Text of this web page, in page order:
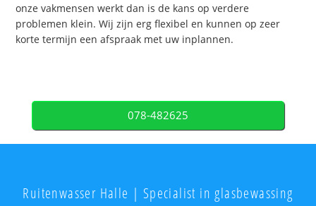
onze vakmensen werkt dan is de kans op verdere
problemen klein. Wij zijn erg flexibel en kunnen op zeer
korte termijn een afspraak met uw inplannen.
078-482625
Ruitenwasser Halle | Specialist in glasbewassing